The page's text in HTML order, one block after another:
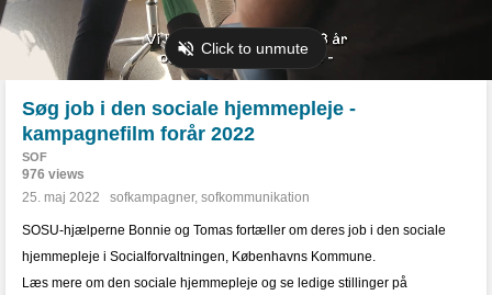
Søg job i den sociale hjemmepleje -
kampagnefilm forår 2022
SOF
976 views
25. maj 2022
sofkampagner, sofkommunikation
SOSU-hjælperne Bonnie og Tomas fortæller om deres job i den sociale
hjemmepleje i Socialforvaltningen, Københavns Kommune.
Læs mere om den sociale hjemmepleje og se ledige stillinger på